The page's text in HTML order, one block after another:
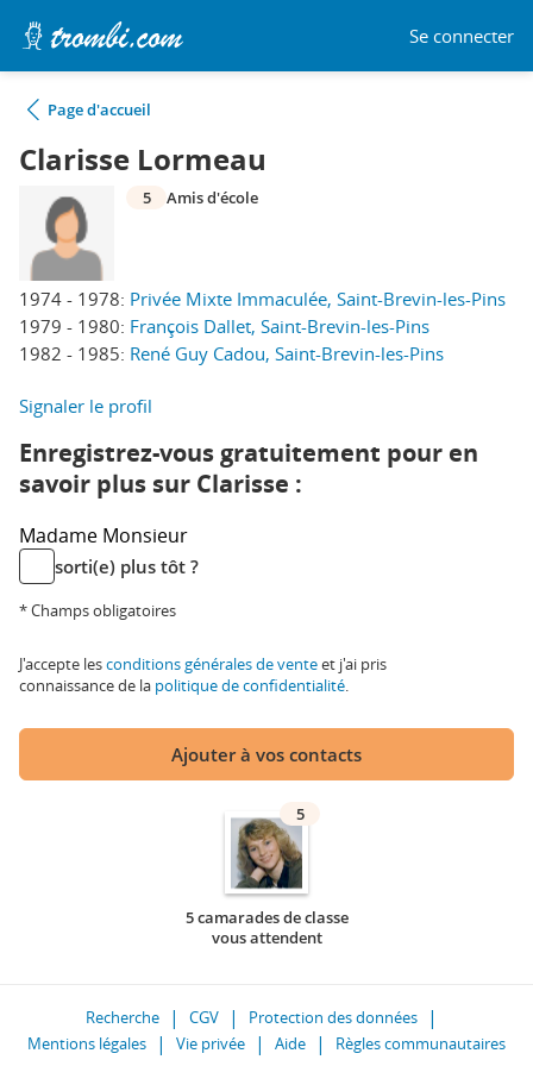
Se connecter
Page d'accueil
Clarisse Lormeau
1974 - 1978: Privée Mixte Immaculée, Saint-Brevin-les-Pins
1979 - 1980: François Dallet, Saint-Brevin-les-Pins
1982 - 1985: René Guy Cadou, Saint-Brevin-les-Pins
5 Amis d'école
Signaler le profil
Enregistrez-vous gratuitement pour en
savoir plus sur Clarisse :
Madame Monsieur
sorti(e) plus tôt ?
* Champs obligatoires
J'accepte lesconditions générales de venteet j'ai pris
connaissance de la politique de confidentialité.
Ajouter à vos contacts
5
5 camarades de classe
vous attendent
Recherche CGV
Protection des données
Mentions légales
Vie privée Aide Règles communautaires